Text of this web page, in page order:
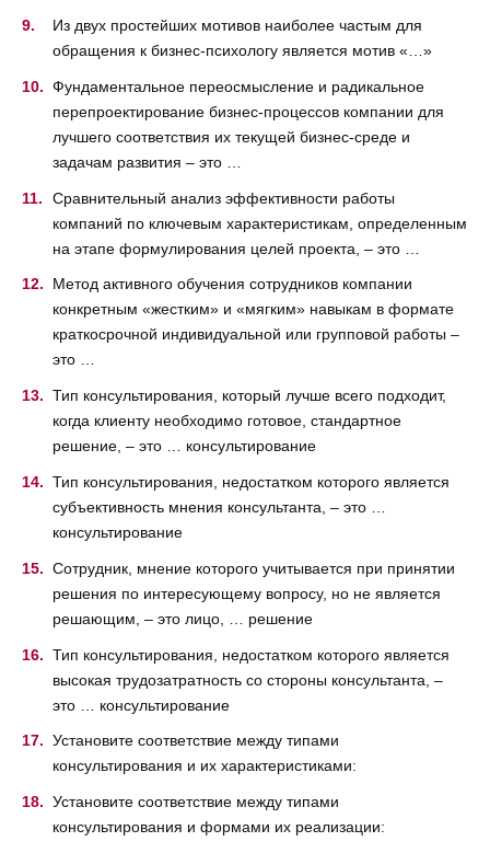
Из двух простейших мотивов наиболее частым для
обращения к бизнес-психологу является мотив «…»
Фундаментальное переосмысление и радикальное
перепроектирование бизнес-процессов компании для
лучшего соответствия их текущей бизнес-среде и
задачам развития – это …
Сравнительный анализ эффективности работы
компаний по ключевым характеристикам, определенным
на этапе формулирования целей проекта, – это …
Метод активного обучения сотрудников компании
конкретным «жестким» и «мягким» навыкам в формате
краткосрочной индивидуальной или групповой работы –
это …
Тип консультирования, который лучше всего подходит,
когда клиенту необходимо готовое, стандартное
решение, – это … консультирование
Тип консультирования, недостатком которого является
субъективность мнения консультанта, – это …
консультирование
Сотрудник, мнение которого учитывается при принятии
решения по интересующему вопросу, но не является
решающим, – это лицо, … решение
Тип консультирования, недостатком которого является
высокая трудозатратность со стороны консультанта, –
это … консультирование
Установите соответствие между типами
консультирования и их характеристиками:
Установите соответствие между типами
консультирования и формами их реализации: